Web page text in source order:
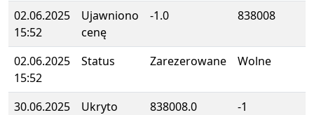
02.06.2025
15:52
Ujawniono
cenę
-1.0 838008
02.06.2025
15:52
Status Zarezerowane Wolne
30.06.2025
Ukryto
838008.0 -1